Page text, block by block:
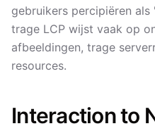
gebruikers percipiëren als
trage LCP wijst vaak op
afbeeldingen, trage
resources.
Interaction to